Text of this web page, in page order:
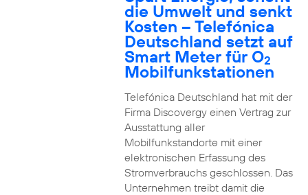
die Umwelt und senkt
Kosten – Telefónica
Deutschland setzt auf
Smart Meter für O2
Mobilfunkstationen
Telefónica Deutschland hat mit der
Firma Discovergy einen Vertrag zur
Ausstattung aller
Mobilfunkstandorte mit einer
elektronischen Erfassung des
Stromverbrauchs geschlossen. Das
Unternehmen treibt damit die